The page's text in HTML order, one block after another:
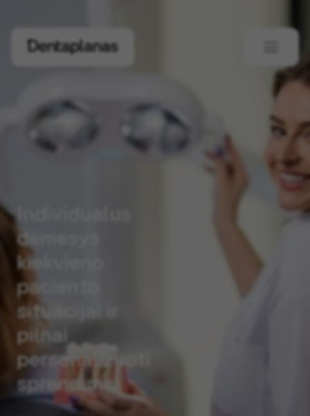
dėmesys
kiekvieno
paciento
situacijai ir
pilnai
personalizuoti
sprendimai